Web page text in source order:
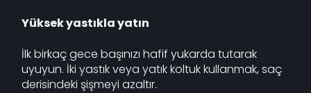
Yüksek yastıkla yatın
İlk birkaç gece başınızı hafif yukarda tutarak
uyuyun. İki yastık veya yatık koltuk kullanmak, saç
derisindeki şişmeyi azaltır.